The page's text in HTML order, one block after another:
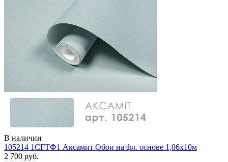
В наличии
105214 1СГТФ1 Аксамит Обои на фл. основе 1,06х10м
2 700 руб.